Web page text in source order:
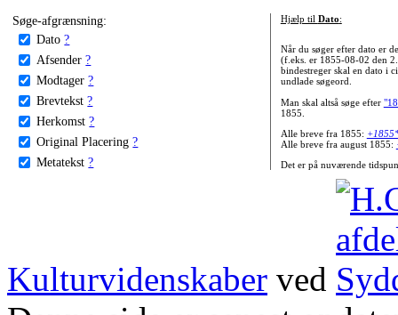
Søge-afgrænsning:
Dato ?
Afsender ?
Modtager ?
Brevtekst ?
Herkomst ?
Original Placering ?
Metatekst ?
Hjælp til Dato:
Når du søger efter dato er
(f.eks. er 1855-08-02 den
bindestreger skal en dato i
undlade søgeord.
Man skal altså søge efter
1855.
Alle breve fra 1855:
Alle breve fra august 1855:
Det er på nuværende
Kulturvidenskaber ved